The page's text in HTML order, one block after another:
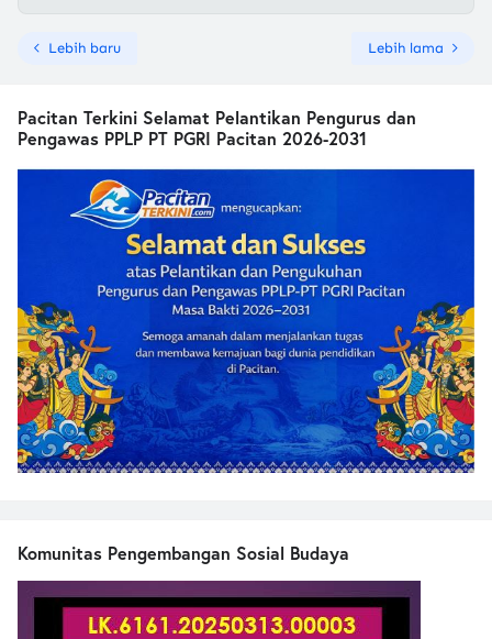
Lebih baru Lebih lama
Pacitan Terkini Selamat Pelantikan Pengurus dan
Pengawas PPLP PT PGRI Pacitan 2026-2031
Komunitas Pengembangan Sosial Budaya